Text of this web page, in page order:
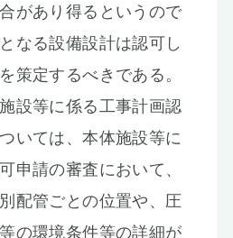
があり得るというので
なる設備設計は認可し
策定するべきである。
設等に係る工事計画認
いては、本体施設等に
申請の審査において、
配管ごとの位置や、圧
の環境条件等の詳細が